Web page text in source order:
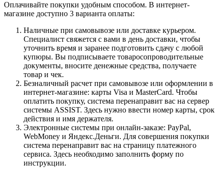
Оплачивайте покупки удобным способом. В интернет-
магазине доступно 3 варианта оплаты:
Наличные при самовывозе или доставке курьером.
Специалист свяжется с вами в день доставки, чтобы
уточнить время и заранее подготовить сдачу с любой
купюры. Вы подписываете товаросопроводительные
документы, вносите денежные средства, получаете
товар и чек.
Безналичный расчет при самовывозе или оформлении в
интернет-магазине: карты Visa и MasterCard. Чтобы
оплатить покупку, система перенаправит вас на сервер
системы ASSIST. Здесь нужно ввести номер карты, срок
действия и имя держателя.
Электронные системы при онлайн-заказе: PayPal,
WebMoney и Яндекс.Деньги. Для совершения покупки
система перенаправит вас на страницу платежного
сервиса. Здесь необходимо заполнить форму по
инструкции.